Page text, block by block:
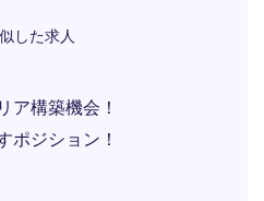
した求人
ア構築機会！
ポジション！